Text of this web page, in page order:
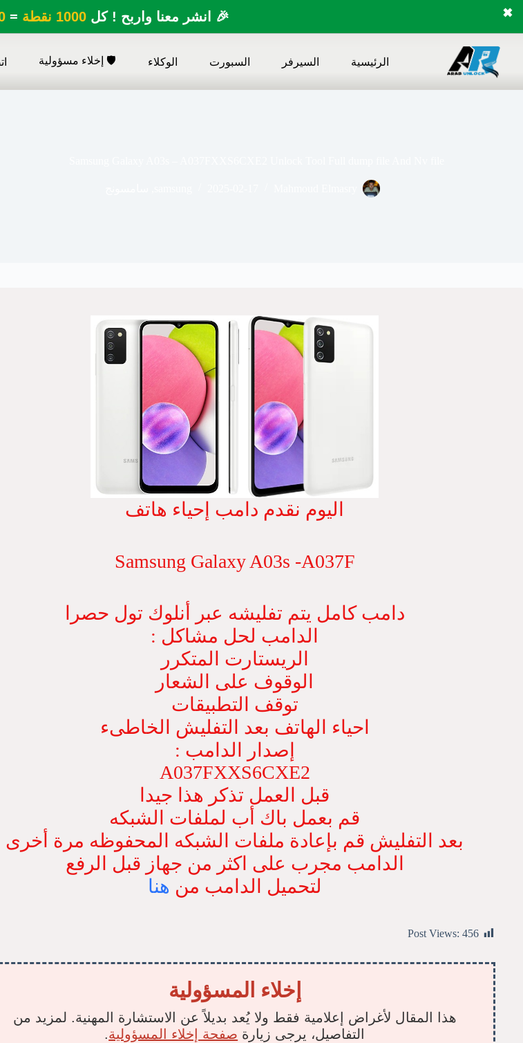
🎉 انشر معنا واربح ! كل1000 نقطة = ✖
المحتوى
الرئيسية السيرفر السبورت الوكلاء 🛡️ إخلاء مسؤولية
اليوم نقدم دامب إحياء هاتف
Samsung Galaxy A03s -A037F
دامب كامل يتم تفليشه عبر أنلوك تول حصرا
الدامب لحل مشاكل :
الريستارت المتكرر
الوقوف على الشعار
توقف التطبيقات
احياء الهاتف بعد التفليش الخاطىء
إصدار الدامب :
A037FXXS6CXE2
قبل العمل تذكر هذا جيدا
قم بعمل باك أب لملفات الشبكه
بعد التفليش قم بإعادة ملفات الشبكه المحفوظه مرة أخرى
الدامب مجرب على اكثر من جهاز قبل الرفع
لتحميل الدامب من هنا
Post Views: 456
إخلاء المسؤولية
هذا المقال لأغراض إعلامية فقط ولا يُعد بديلاً عن الاستشارة المهنية. لمزيد من
التفاصيل، يرجى زيارة صفحة إخلاء المسؤولية.